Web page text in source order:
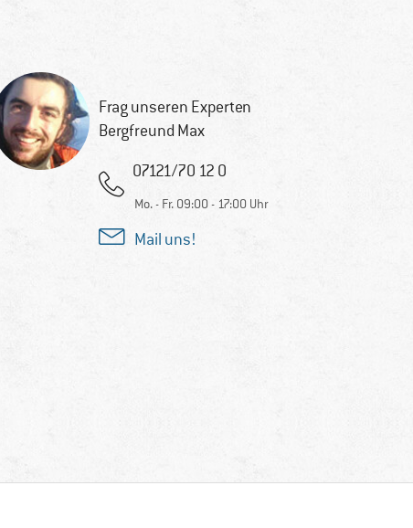
Frag unseren Experten
Bergfreund Max
07121/70 12 0
Mo. - Fr. 09:00 - 17:00 Uhr
Mail uns!